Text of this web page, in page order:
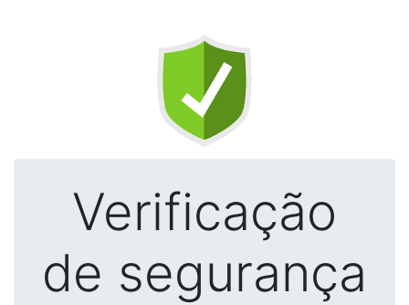
Verificação
de segurança